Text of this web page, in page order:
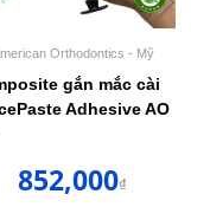
Orthodontics - Mỹ
gắn mắc cài
Adhesive AO
852,000₫